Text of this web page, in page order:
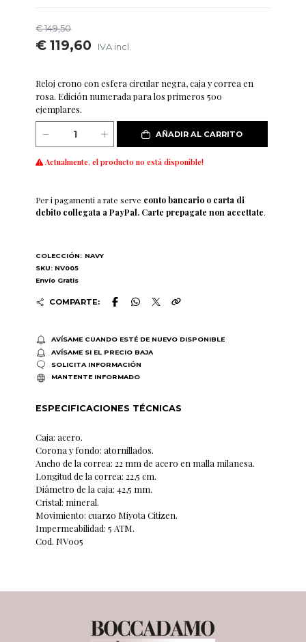
€ 149,50
€ 119,60 IVA incl.
Reloj crono con esfera circular negra, caja y correa en
rosa. Edición numerada para los primeros 500
ejemplares.
AÑADIR AL CARRITO
Actualmente, el producto no está disponible!
Per i pagamenti a rate serve conto bancario o carta di
debito collegata a PayPal. Carte prepagate non accettate.
COLECCIÓN: NAVY
SKU: NV005
Envío Gratis
COMPARTE:
AVÍSAME CUANDO ESTÉ DE NUEVO DISPONIBLE
AVÍSAME SI EL PRECIO BAJA
SOLICITA INFORMACIÓN
MANTENTE INFORMADO
ESPECIFICACIONES TÉCNICAS
Caja: acero.
Corona y fondo: atornillados.
Ancho de la correa: 22 mm de acero en malla milanesa.
Longitud de la correa: 22,5 cm.
Diámetro de la caja: 42,5 mm.
Cristal: mineral.
Movimiento: cuarzo Miyota Citizen.
Impermeabilidad: 5 ATM.
Cod. NV005